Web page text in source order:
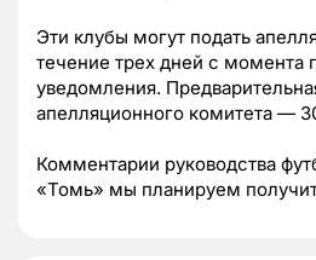
Эти клубы могут подать
течение трех дней с момента
уведомления.
апелляционного комитета —
Комментарии руководства
«Томь» мы планируем